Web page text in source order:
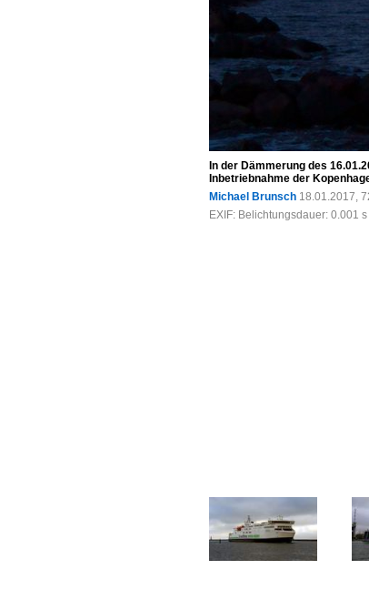
In der Dämmerung des
Inbetriebnahme der
Michael Brunsch 18.01.2017,
EXIF: Belichtungsdauer: 0.001